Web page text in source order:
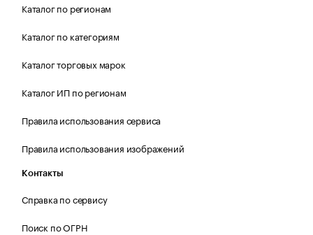
Каталог по регионам
Каталог по категориям
Каталог торговых марок
Каталог ИП по регионам
Правила использования сервиса
Правила использования изображений
Контакты
Справка по сервису
Поиск по ОГРН